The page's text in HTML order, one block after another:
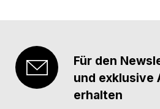
Für den
und exklusive
erhalten